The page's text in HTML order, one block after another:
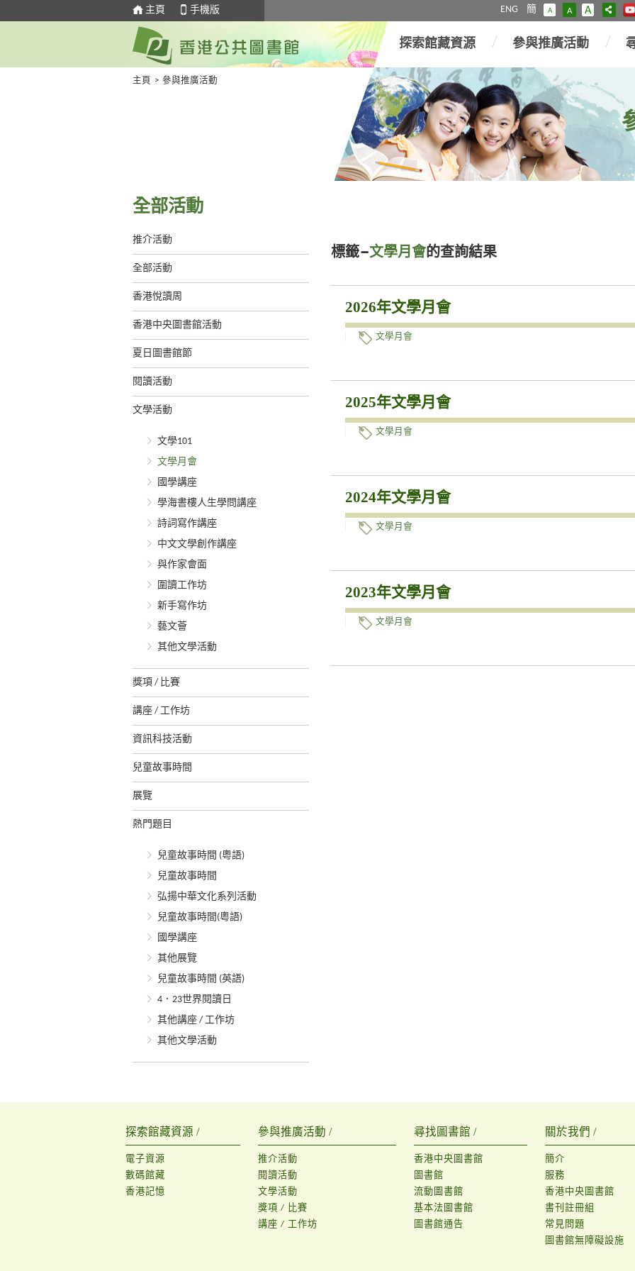
主頁 手機版 ENG 簡 A A A
探索館藏資源 參與推廣活動
主頁 > 參與推廣活動
全部活動
推介活動
全部活動
香港悅讀周
香港中央圖書館活動
夏日圖書館節
閱讀活動
文學活動
文學101
文學月會
國學講座
學海書樓人生學問講座
詩詞寫作講座
中文文學創作講座
與作家會面
圍讀工作坊
新手寫作坊
藝文薈
其他文學活動
獎項 / 比賽
講座 / 工作坊
資訊科技活動
兒童故事時間
展覽
熱門題目
兒童故事時間 (粵語)
兒童故事時間
弘揚中華文化系列活動
兒童故事時間(粵語)
國學講座
其他展覽
兒童故事時間 (英語)
4．23世界閱讀日
其他講座 / 工作坊
其他文學活動
標籤–文學月會 的查詢結果
2026年文學月會
文學月會
2025年文學月會
文學月會
2024年文學月會
文學月會
2023年文學月會
文學月會
探索館藏資源 /
電子資源
數碼館藏
香港記憶
參與推廣活動 /
推介活動
閱讀活動
文學活動
獎項 / 比賽
講座 / 工作坊
尋找圖書館 /
香港中央圖書館
圖書館
流動圖書館
基本法圖書館
圖書館通告
關於我們 /
簡介
服務
香港中央圖書館
書刊註冊組
常見問題
圖書館無障礙設施